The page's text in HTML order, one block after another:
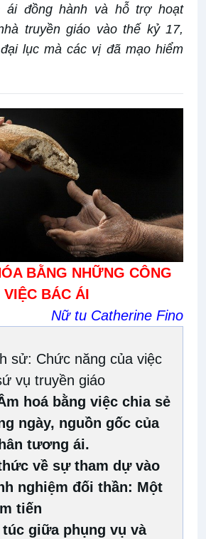
ái đồng hành và hỗ trợ hoạt
truyền giáo vào thế kỷ 17,
lục mà các vị đã mạo hiểm
BẰNG NHỮNG CÔNG
VIỆC BÁC ÁI
Nữ tu Catherine Fino
sử: Chức năng của việc
vụ truyền giáo
hoá bằng việc chia sẻ
ngày, nguồn gốc của
tương ái.
về sự tham dự vào
nghiệm đối thần: Một
tiến
giữa phụng vụ và